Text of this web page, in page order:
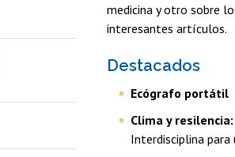
medicina y otro sobre
interesantes artículos.
Destacados
Ecógrafo portátil
Clima y resilencia:
Interdisciplina